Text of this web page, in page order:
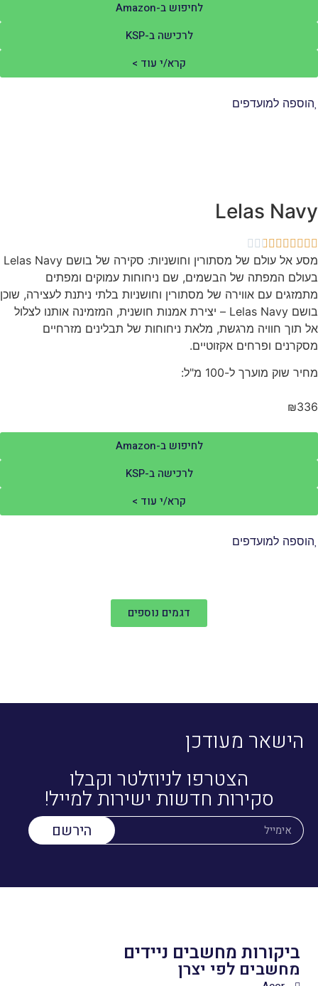
לחיפוש ב-Amazon
לרכישה ב-KSP
קרא/י עוד >
למועדפים
Lelas
מסע אל עולם של מסתורין וחושניות: סקירה של בושם Lelas Navy
המפתה של הבשמים, שם ניחוחות עמוקים ומפתים
עם אווירה של מסתורין וחושניות בלתי ניתנת לעצירה, שוכן
בושם Lelas Navy – יצירת אמנות חושנית, המזמינה אותנו לצלול
תוך חוויה מרגשת, מלאת ניחוחות של תבלינים מזרחיים
ופרחים אקזוטיים.
שוק מוערך ל-100 מ"ל:
לחיפוש ב-Amazon
לרכישה ב-KSP
קרא/י עוד >
למועדפים
דגמים נוספים
הישאר מעודכן
הצטרפו לניוזלטר וקבלו
סקירות חדשות ישירות למייל!
הירשם
ביקורות מחשבים ניידים
מחשבים לפי יצרן